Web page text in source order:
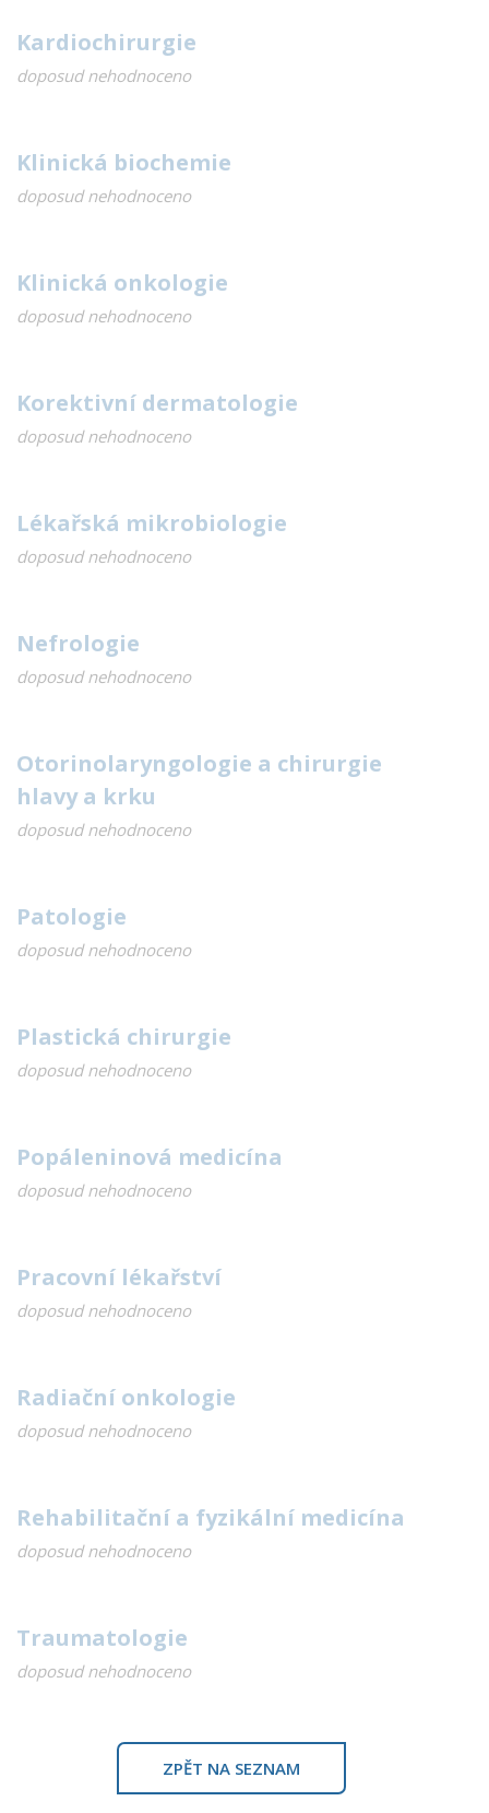
Kardiochirurgie
doposud nehodnoceno
Klinická biochemie
doposud nehodnoceno
Klinická onkologie
doposud nehodnoceno
Korektivní dermatologie
doposud nehodnoceno
Lékařská mikrobiologie
doposud nehodnoceno
Nefrologie
doposud nehodnoceno
Otorinolaryngologie a chirurgie
hlavy a krku
doposud nehodnoceno
Patologie
doposud nehodnoceno
Plastická chirurgie
doposud nehodnoceno
Popáleninová medicína
doposud nehodnoceno
Pracovní lékařství
doposud nehodnoceno
Radiační onkologie
doposud nehodnoceno
Rehabilitační a fyzikální medicína
doposud nehodnoceno
Traumatologie
doposud nehodnoceno